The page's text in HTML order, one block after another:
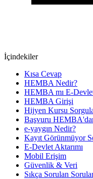
İçindekiler
Kısa Cevap
HEMBA Nedir?
HEMBA mı E-
HEMBA Girişi
Hijyen Kursu
Başvuru
e-yaygın Nedir?
Kayıt Görünmüyor
E-Devlet Aktarımı
Mobil Erişim
Güvenlik & Veri
Sıkça Sorulan